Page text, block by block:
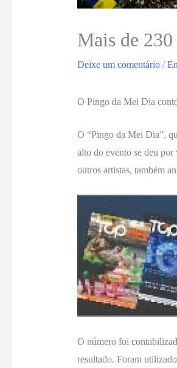
Mais de
Deixe um comentário /
O Pingo da Mei Dia
O “Pingo da Mei Dia”,
alto do evento se deu
outros artistas, também
O número foi
resultado. Foram